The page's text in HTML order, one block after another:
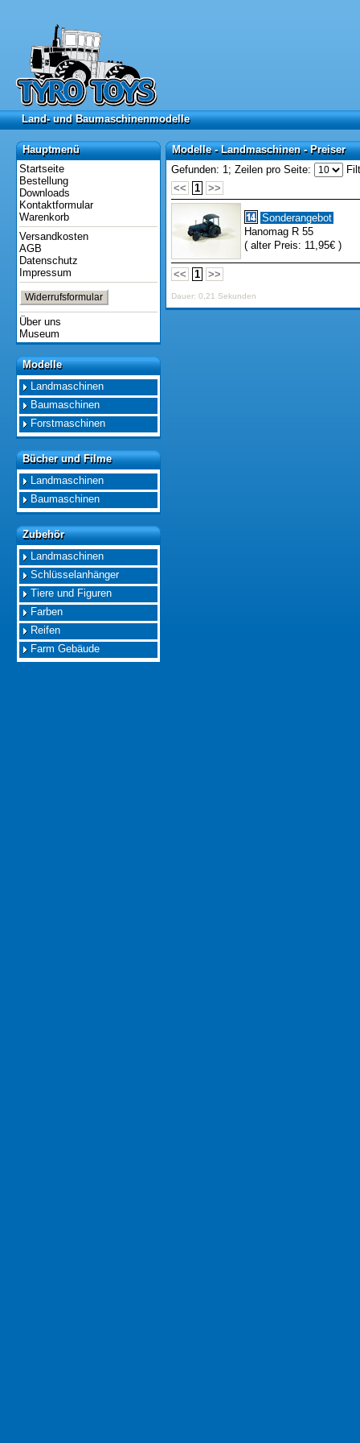
Land- und Baumaschinenmodelle
Land- und Baumaschinenmodelle
Hauptmenü
Hauptmenü
Startseite
Bestellung
Downloads
Kontaktformular
Warenkorb
Versandkosten
AGB
Datenschutz
Impressum
Widerrufsformular
Über uns
Museum
Modelle
Modelle
Landmaschinen
Baumaschinen
Forstmaschinen
Bücher und Filme
Bücher und Filme
Landmaschinen
Baumaschinen
Zubehör
Zubehör
Landmaschinen
Schlüsselanhänger
Tiere und Figuren
Farben
Reifen
Farm Gebäude
Modelle - Landmaschinen - Preiser
Modelle - Landmaschinen - Preiser
Gefunden: 1; Zeilen pro Seite:
<<
1 >>
Sonderangebot
Hanomag R 55
( alter Preis: 11,95€ )
<< 1 >>
Dauer: 0,21 Sekunden